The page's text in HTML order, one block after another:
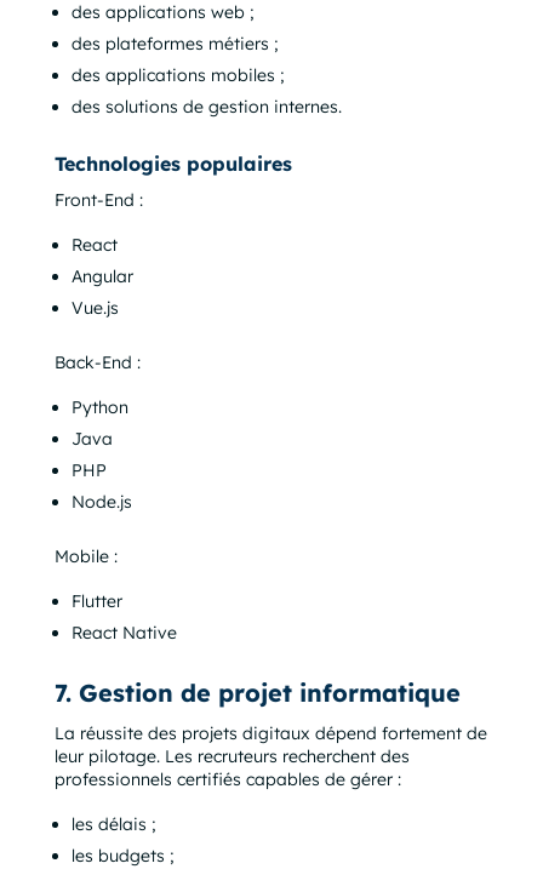
des applications web ;
des plateformes métiers ;
des applications mobiles ;
des solutions de gestion internes.
Technologies populaires
Front-End :
React
Angular
Vue.js
Back-End :
Python
Java
PHP
Node.js
Mobile :
Flutter
React Native
7. Gestion de projet informatique
La réussite des projets digitaux dépend fortement de
leur pilotage. Les recruteurs recherchent des
professionnels certifiés capables de gérer :
les délais ;
les budgets ;